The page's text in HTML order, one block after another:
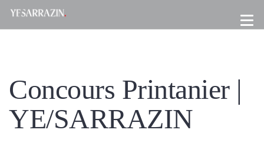
Concours Printanier |
YE/SARRAZIN